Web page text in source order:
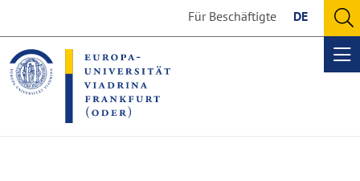
the
content
section
the
footer
section
Für Beschäftigte DE